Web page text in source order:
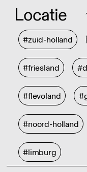
Locatie
#zuid-holland
#friesland
#flevoland
#noord-holland
#limburg